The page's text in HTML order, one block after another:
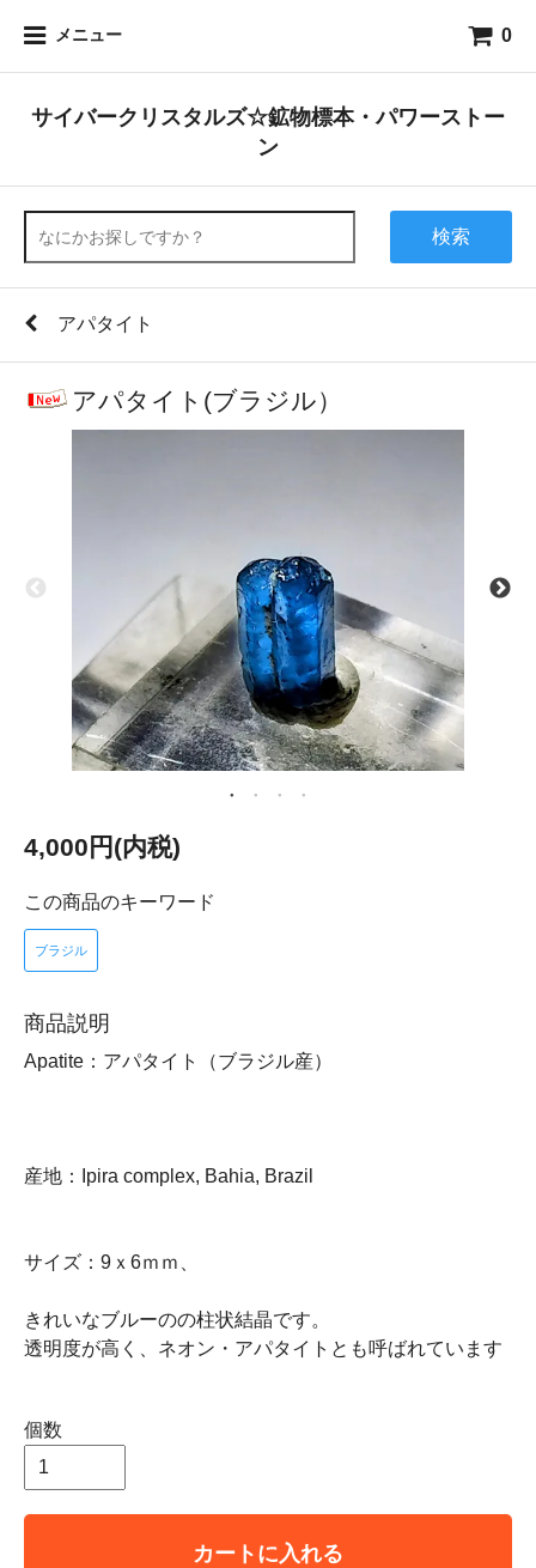
メニュー 0
サイバークリスタルズ☆鉱物標本・パワーストー
ン
検索
アパタイト
アパタイト(ブラジル）
4,000円(内税)
この商品のキーワード
ブラジル
商品説明
Apatite：アパタイト（ブラジル産）
産地：Ipira complex, Bahia, Brazil
サイズ：9ｘ6ｍｍ、
きれいなブルーのの柱状結晶です。
透明度が高く、ネオン・アパタイトとも呼ばれています
個数
カートに入れる